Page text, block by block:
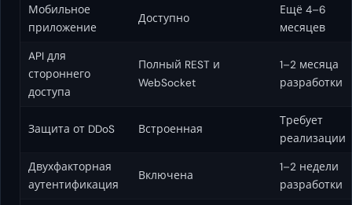
Мобильное
приложение
Доступно
Ещё 4–6
месяцев
API для
стороннего
доступа
Полный REST и
WebSocket
1–2 месяца
разработки
Защита от DDoS Встроенная
Требует
реализации
Двухфакторная
аутентификация
Включена
1–2 недели
разработки